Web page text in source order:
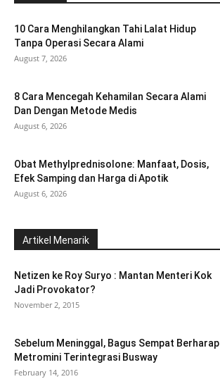
10 Cara Menghilangkan Tahi Lalat Hidup
Tanpa Operasi Secara Alami
August 7, 2026
8 Cara Mencegah Kehamilan Secara Alami
Dan Dengan Metode Medis
August 6, 2026
Obat Methylprednisolone: Manfaat, Dosis,
Efek Samping dan Harga di Apotik
August 6, 2026
Artikel Menarik
Netizen ke Roy Suryo : Mantan Menteri Kok
Jadi Provokator?
November 2, 2015
Sebelum Meninggal, Bagus Sempat Berharap
Metromini Terintegrasi Busway
February 14, 2016